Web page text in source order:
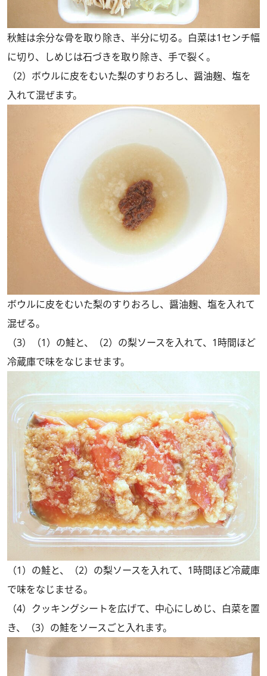
秋鮭は余分な骨を取り除き、半分に切る。白菜は1センチ幅
に切り、しめじは石づきを取り除き、手で裂く。
（2）ボウルに皮をむいた梨のすりおろし、醤油麹、塩を
入れて混ぜます。
ボウルに皮をむいた梨のすりおろし、醤油麹、塩を入れて
混ぜる。
（3）（1）の鮭と、（2）の梨ソースを入れて、1時間ほど
冷蔵庫で味をなじませます。
（1）の鮭と、（2）の梨ソースを入れて、1時間ほど冷蔵庫
で味をなじませる。
（4）クッキングシートを広げて、中心にしめじ、白菜を置
き、（3）の鮭をソースごと入れます。